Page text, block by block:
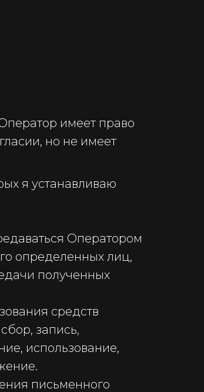
имеет право
но не имеет
я устанавливаю
Оператором
определенных лиц,
полученных
средств
запись,
использование,
письменного